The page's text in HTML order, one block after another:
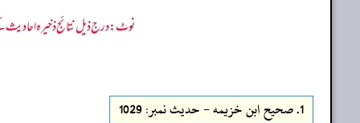
نوٹ: درج ذیل نتائج ذخیرہ احادیث کے 75 فیصد ڈیٹا سے منتخب کیے گئے ہیں، یعنی ان راوی پر مزید احادیث بھی موجود ہو سکتی ہیں، اس لیے ان نتائج کو ابتدائی
1. صحيح ابن خزيمه - حدیث نمبر: 1029